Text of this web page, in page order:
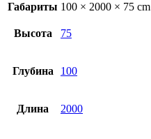
Габариты 100 × 2000 × 75 cm
Высота 75
Глубина 100
Длина 2000